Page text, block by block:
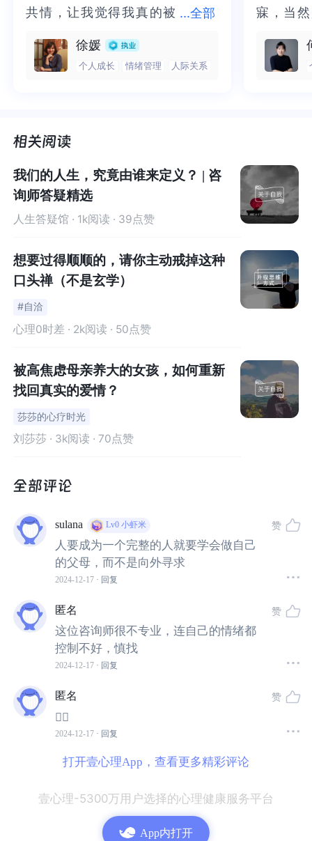
01
第一次咨询，就收获颇多。
我告诉咨询师，因为没有得到提拔，我很难过很难过，快
要过不下去了，觉得自己好失败，想要去死。
咨询师却问：“你为什么一定要被提拔呢？”
我本能地回答：
已经是科长或副科长了，就我还是个科员。如果我一直是
一个科员，朋友就会离我而去，老公也会不爱我。我也不
爱我自己了。”
咨询师：“你担心的这些是真的吗？它真的会发生吗？”
在这个问题的指引下，我逐渐意识到：
这些担心，都不是真的。它们只是我脑子里的一个想法罢
了，并不会真正发生。
但是，我在潜意识里却信以为真，并且在这份“焦虑”的支配
我想晋升，最本质的需求是希望自己过上更好的生活呀。
所以无论能否被提拔，我都有资格享受生活，我最需要照
顾好的是我自己。
我的咨询师也会做很多引导工作，帮助我把潜意识的“幽
但这个过程，需要我们一起去完成。
有一次，我觉得自己没有力气了，希望他可以直接告诉我
...全部
共情，让我觉得我真的被
一部分未处理的情绪被注意到了，
而且当咨询师准确说出我当时的情
觉轻快了很多，感觉轻松了。很感
谢咨询师姐姐！
共情，让我觉得我真的被抱住了。
处理的情绪被注意到了，而且当咨
询师准确说出我当时的情绪，我感
了很多，感觉轻松了。很感谢咨询
师姐姐！
徐媛
个人成长 情绪管理 人际关系
寐，当
来，觉
再困于
寐，当然
不必再
梏，更
我们的人生，究竟由谁来定义？ | 咨
询师答疑精选
人生答疑馆 · 1k阅读 · 39点赞
想要过得顺顺的，请你主动戒掉这种
口头禅（不是玄学）
#自洽
心理0时差 · 2k阅读 · 50点赞
被高焦虑母亲养大的女孩，如何重新
找回真实的爱情？
莎莎的心疗时光
刘莎莎 · 3k阅读 · 70点赞
sulana Lv0 小虾米
人要成为一个完整的人就要学会做自己
的父母，而不是向外寻求
2024-12-17 · 回复
赞
匿名
这位咨询师很不专业，连自己的情绪都
控制不好，慎找
2024-12-17 · 回复
赞
匿名
👍🏻
2024-12-17 · 回复
赞
打开壹心理App，查看更多精彩评论
壹心理-5300万用户选择的心理健康服务平台
App内打开